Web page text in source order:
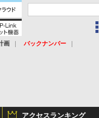
画
バックナンバー
アクセスランキング